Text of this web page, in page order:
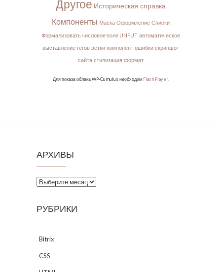
Другое Историческая справка
Компоненты Маска Оформление Списки
Формализовать числовое поле UNPUT автоматическое
выставление тегов ветки компонент ошибки скриншот
сайта стилизация формат
Для показа облака WP-Cumulus необходим Flash Player.
АРХИВЫ
Архивы
РУБРИКИ
Bitrix
CSS